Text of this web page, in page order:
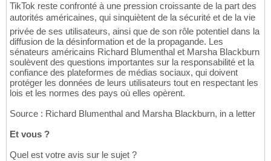
TikTok reste confronté à une pression croissante de la part des
autorités américaines, qui sinquiètent de la sécurité et de la vie
privée de ses utilisateurs, ainsi que de son rôle potentiel dans la
diffusion de la désinformation et de la propagande. Les
sénateurs américains Richard Blumenthal et Marsha Blackburn
soulèvent des questions importantes sur la responsabilité et la
confiance des plateformes de médias sociaux, qui doivent
protéger les données de leurs utilisateurs tout en respectant les
lois et les normes des pays où elles opèrent.
Source : Richard Blumenthal and Marsha Blackburn, in a letter
Et vous ?
Quel est votre avis sur le sujet ?